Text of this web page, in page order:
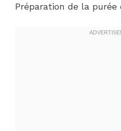
Préparation de la